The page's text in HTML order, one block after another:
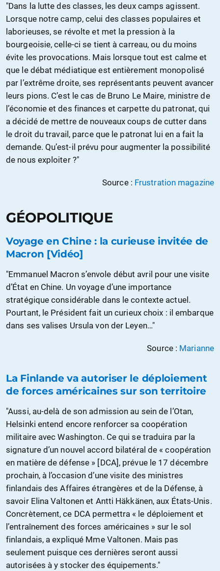
"Dans la lutte des classes, les deux camps agissent.
Lorsque notre camp, celui des classes populaires et
laborieuses, se révolte et met la pression à la
bourgeoisie, celle-ci se tient à carreau, ou du moins
évite les provocations. Mais lorsque tout est calme et
que le débat médiatique est entièrement monopolisé
par l’extrême droite, ses représentants peuvent avancer
leurs pions. C’est le cas de Bruno Le Maire, ministre de
l’économie et des finances et carpette du patronat, qui
a décidé de mettre de nouveaux coups de cutter dans
le droit du travail, parce que le patronat lui en a fait la
demande. Qu’est-il prévu pour augmenter la possibilité
de nous exploiter ?"
Source : Frustration magazine
GÉOPOLITIQUE
Voyage en Chine : la curieuse invitée de
Macron [Vidéo]
"Emmanuel Macron s’envole début avril pour une visite
d’État en Chine. Un voyage d’une importance
stratégique considérable dans le contexte actuel.
Pourtant, le Président fait un curieux choix : il embarque
dans ses valises Ursula von der Leyen…"
Source : Marianne
La Finlande va autoriser le déploiement
de forces américaines sur son territoire
"Aussi, au-delà de son admission au sein de l’Otan,
Helsinki entend encore renforcer sa coopération
militaire avec Washington. Ce qui se traduira par la
signature d’un nouvel accord bilatéral de « coopération
en matière de défense » [DCA], prévue le 17 décembre
prochain, à l’occasion d’une visite des ministres
finlandais des Affaires étrangères et de la Défense, à
savoir Elina Valtonen et Antti Häkkänen, aux États-Unis.
Concrètement, ce DCA permettra « le déploiement et
l’entraînement des forces américaines » sur le sol
finlandais, a expliqué Mme Valtonen. Mais pas
seulement puisque ces dernières seront aussi
autorisées à y stocker des équipements."